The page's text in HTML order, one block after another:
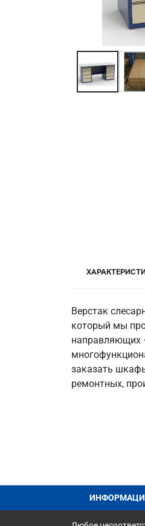
Верстак
который мы
направляющих
заказать
ремонтных,